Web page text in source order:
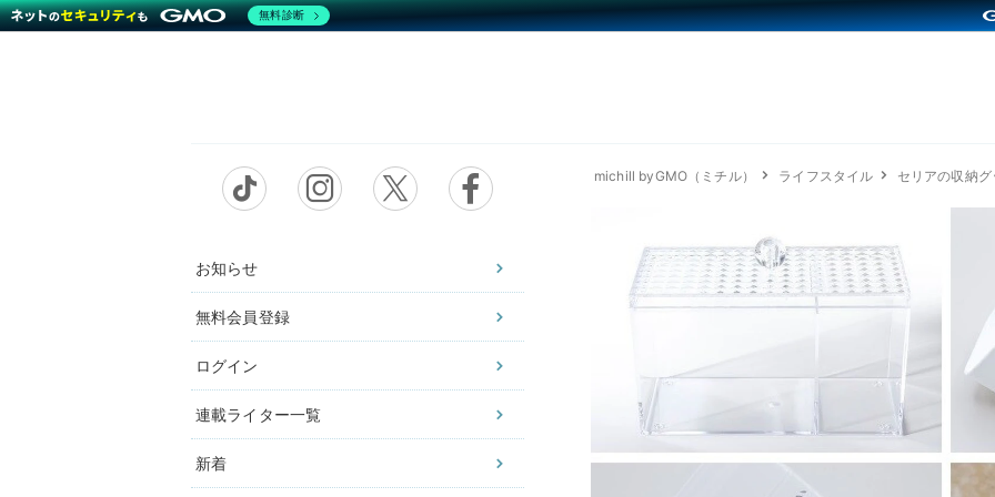
お知らせ
無料会員登録
ログイン
連載ライター一覧
新着
michill byGMO（ミチル） ライフスタイル セリアの収納
無料診断